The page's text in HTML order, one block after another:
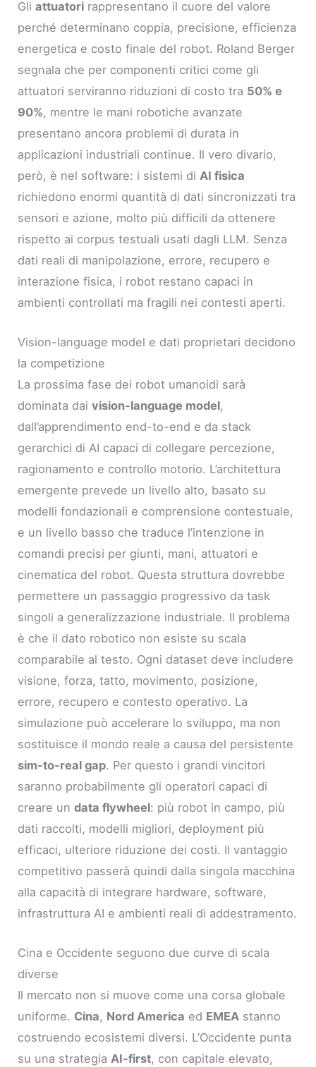
Gliattuatori rappresentano il cuore del valore
perché determinano coppia, precisione, efficienza
energetica e costo finale del robot. Roland Berger
segnala che per componenti critici come gli
attuatori serviranno riduzioni di costo tra 50% e
90%, mentre le mani robotiche avanzate
presentano ancora problemi di durata in
applicazioni industriali continue. Il vero divario,
però, è nel software: i sistemi di AI fisica
richiedono enormi quantità di dati sincronizzati tra
sensori e azione, molto più difficili da ottenere
rispetto ai corpus testuali usati dagli LLM. Senza
dati reali di manipolazione, errore, recupero e
interazione fisica, i robot restano capaci in
ambienti controllati ma fragili nei contesti aperti.
Vision-language model e dati proprietari decidono
la competizione
La prossima fase dei robot umanoidi sarà
dominata daivision-language model,
dall’apprendimento end-to-end e da stack
gerarchici di AI capaci di collegare percezione,
ragionamento e controllo motorio. L’architettura
emergente prevede un livello alto, basato su
modelli fondazionali e comprensione contestuale,
e un livello basso che traduce l’intenzione in
comandi precisi per giunti, mani, attuatori e
cinematica del robot. Questa struttura dovrebbe
permettere un passaggio progressivo da task
singoli a generalizzazione industriale. Il problema
è che il dato robotico non esiste su scala
comparabile al testo. Ogni dataset deve includere
visione, forza, tatto, movimento, posizione,
errore, recupero e contesto operativo. La
simulazione può accelerare lo sviluppo, ma non
sostituisce il mondo reale a causa del persistente
sim-to-real gap. Per questo i grandi vincitori
saranno probabilmente gli operatori capaci di
creare undata flywheel: più robot in campo, più
dati raccolti, modelli migliori, deployment più
efficaci, ulteriore riduzione dei costi. Il vantaggio
competitivo passerà quindi dalla singola macchina
alla capacità di integrare hardware, software,
infrastruttura AI e ambienti reali di addestramento.
Cina e Occidente seguono due curve di scala
diverse
Il mercato non si muove come una corsa globale
uniforme. Cina, Nord America ed EMEA stanno
costruendo ecosistemi diversi. L’Occidente punta
su una strategiaAI-first, con capitale elevato,